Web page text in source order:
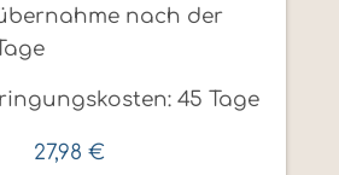
nach der
45 Tage
27,98 €